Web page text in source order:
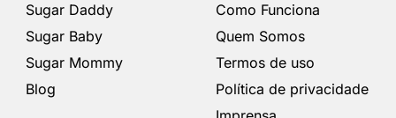
Sugar Daddy
Sugar Baby
Sugar Mommy
Blog
Como Funciona
Quem Somos
Termos de uso
Política de privacidade